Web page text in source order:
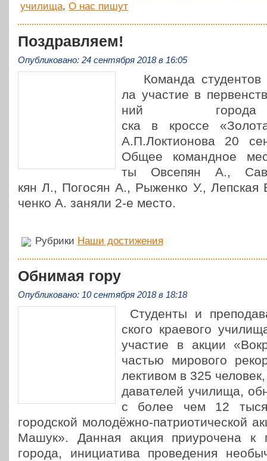
училища, О нас пишут
Поздравляем!
Опубликовано: 24 сентября 2018 в 16:05
Команда
ла участие в
ний
ска в кроссе
А.П.Локтионова 20
Общее команд­ное
ты Овсепян А.,
кян Л., Погосян А., Рыженко У.,
чен­ко А. заняли 2‑е место.
Рубрики Наши достижения
Обнимая гору
Опубликовано: 10 сентября 2018 в 18:18
Сту­ден­ты и
ско­го кра­е­во­го
участие в акции
частью миро­во­го
лек­ти­вом в 325
да­ва­те­лей училища,
с более чем 12
город­ской моло­­дё­ж­­но-пат­ри­о­ти­­че­ской
Машук». Данная акция при­уро­че­на к
города, ини­ци­а­ти­ва про­ве­де­ния